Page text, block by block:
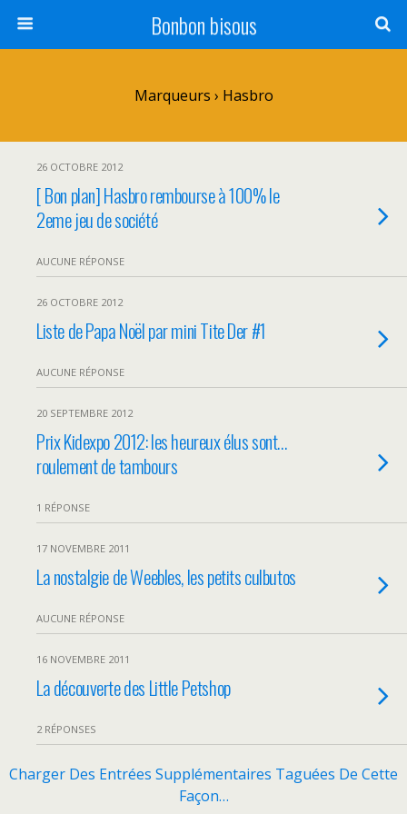
Bonbon bisous
Marqueurs › Hasbro
26 OCTOBRE 2012
[ Bon plan] Hasbro rembourse à 100% le
2eme jeu de société
AUCUNE RÉPONSE
26 OCTOBRE 2012
Liste de Papa Noël par mini Tite Der #1
AUCUNE RÉPONSE
20 SEPTEMBRE 2012
Prix Kidexpo 2012: les heureux élus sont…
roulement de tambours
1 RÉPONSE
17 NOVEMBRE 2011
La nostalgie de Weebles, les petits culbutos
AUCUNE RÉPONSE
16 NOVEMBRE 2011
La découverte des Little Petshop
2 RÉPONSES
Charger Des Entrées Supplémentaires Taguées De Cette
Façon…